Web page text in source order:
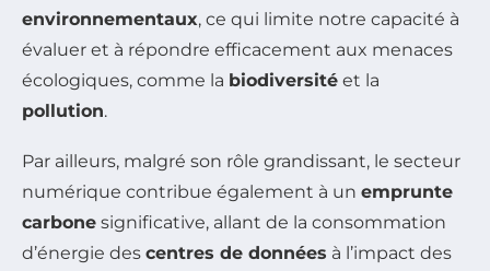
environnementaux, ce qui limite notre capacité à
évaluer et à répondre efficacement aux menaces
écologiques, comme la biodiversité et la
pollution.
Par ailleurs, malgré son rôle grandissant, le secteur
numérique contribue également à un emprunte
carbone significative, allant de la consommation
d’énergie des centres de données à l’impact des